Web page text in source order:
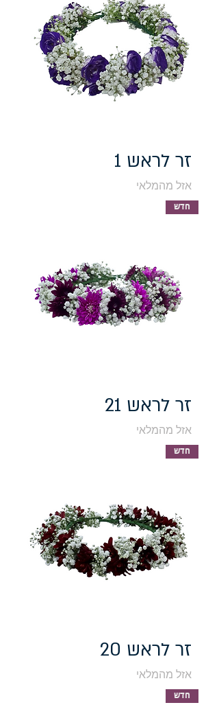
זר לראש 1
אזל מהמלאי
חדש
זר לראש 21
אזל מהמלאי
חדש
זר לראש 20
אזל מהמלאי
חדש